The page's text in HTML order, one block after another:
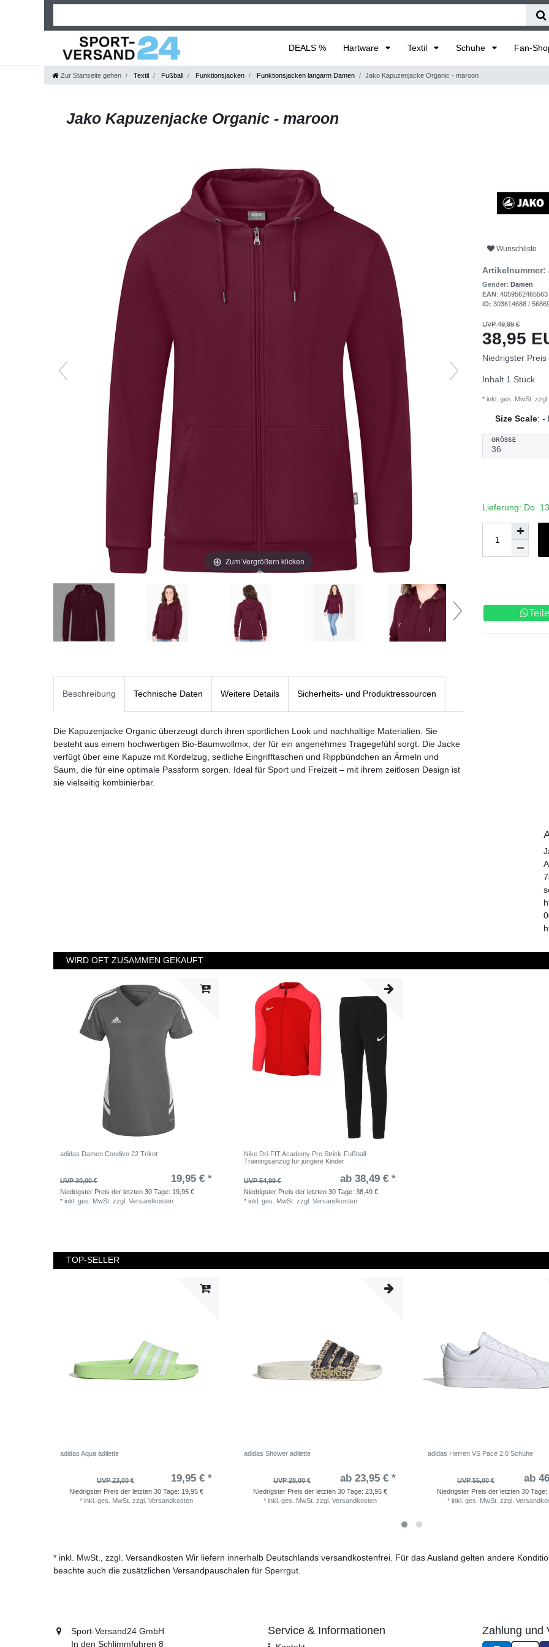
DEALS % Hartware Textil Schuhe Fan-
Zur Startseite gehen Textil Fußball Funktionsjacken Funktionsjacken langarm Damen Jako Kapuzenjacke Organic - maroon
Jako Kapuzenjacke Organic - maroon
Zum Vergrößern klicken
Wunschliste
Artikelnummer:
Gender: Damen
EAN: 4059562465563
ID: 303614688 /
UVP 49,99 €
38,95
Niedrigster
Inhalt 1 Stück
* inkl. ges. MwSt. zzgl.
Size Scale: -
GRÖSSE
Lieferung: Do.
Beschreibung Technische Daten Weitere Details Sicherheits- und Produktressourcen
Die Kapuzenjacke Organic überzeugt durch ihren sportlichen Look und nachhaltige Materialien. Sie
besteht aus einem hochwertigen Bio-Baumwollmix, der für ein angenehmes Tragegefühl sorgt. Die Jacke
verfügt über eine Kapuze mit Kordelzug, seitliche Eingrifftaschen und Rippbündchen an Ärmeln und
Saum, die für eine optimale Passform sorgen. Ideal für Sport und Freizeit – mit ihrem zeitlosen Design ist
sie vielseitig kombinierbar.
WIRD OFT ZUSAMMEN GEKAUFT
adidas Damen Condivo 22 Trikot
UVP 30,00 € 19,95 € *
Niedrigster Preis der letzten 30 Tage: 19,95 €
*inkl. ges. MwSt. zzgl.Versandkosten
Nike Dri-FIT Academy Pro Strick-Fußball-
Trainingsanzug für jüngere Kinder
UVP 54,99 € ab 38,49 € *
Niedrigster Preis der letzten 30 Tage:38,49 €
*inkl. ges. MwSt. zzgl.Versandkosten
TOP-SELLER
adidas Aqua adilette
UVP 23,00 € 19,95 € *
Niedrigster Preis der letzten 30 Tage: 19,95 €
* inkl. ges. MwSt. zzgl. Versandkosten
adidas Shower adilette
UVP 28,00 € ab 23,95 € *
Niedrigster Preis der letzten 30 Tage: 23,95 €
* inkl. ges. MwSt. zzgl. Versandkosten
adidas Herren VS Pace 2.0 Schuhe
UVP 55,00 € ab
Niedrigster Preis der letzten 30 Tage:
* inkl. ges. MwSt. zzgl.
* inkl. MwSt., zzgl. Versandkosten Wir liefern innerhalb Deutschlands versandkostenfrei. Für das Ausland gelten andere
beachte auch die zusätzlichen Versandpauschalen für Sperrgut.
Sport-Versand24 GmbH
In den Schlimmfuhren 8
Service & Informationen Zahlung und